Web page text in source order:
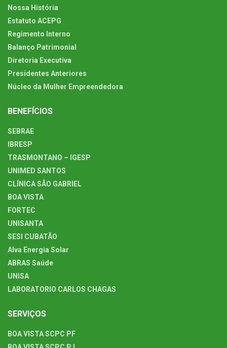
Nossa História
Estatuto ACEPG
Regimento Interno
Balanço Patrimonial
Diretoria Executiva
Presidentes Anteriores
Núcleo da Mulher Empreendedora
BENEFÍCIOS
SEBRAE
IBRESP
TRASMONTANO – IGESP
UNIMED SANTOS
CLÍNICA SÃO GABRIEL
BOA VISTA
FORTEC
UNISANTA
SESI CUBATÃO
Alva Energia Solar
ABRAS Saúde
UNISA
LABORATORIO CARLOS CHAGAS
SERVIÇOS
BOA VISTA SCPC PF